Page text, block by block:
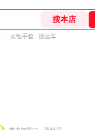
一次性手套 搬运车